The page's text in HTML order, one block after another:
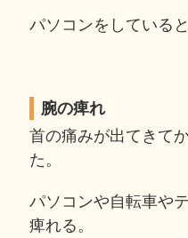
パソコンをしている
腕の痺れ
首の痛みが出てきて
た。
パソコンや自転車や
痺れる。